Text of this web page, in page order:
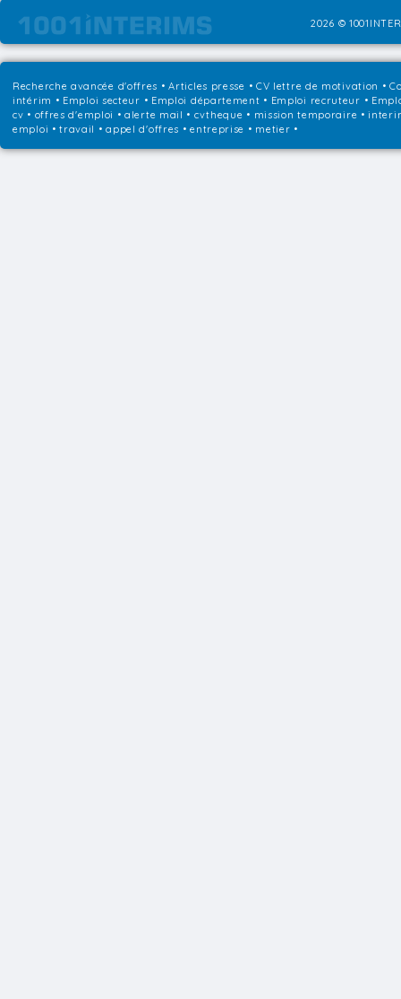
2026 ©
Recherche avancée d'offres •Articles presse • CV lettre de motivation •
intérim • Emploi secteur • Emploi département • Emploi recruteur •
cv • offres d'emploi • alerte mail • cvtheque • mission temporaire •
emploi • travail • appel d'offres • entreprise • metier •